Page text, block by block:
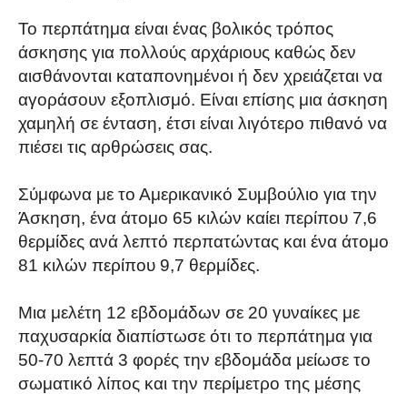
Το περπάτημα είναι ένας βολικός τρόπος
άσκησης για πολλούς αρχάριους καθώς δεν
αισθάνονται καταπονημένοι ή δεν χρειάζεται να
αγοράσουν εξοπλισμό. Είναι επίσης μια άσκηση
χαμηλή σε ένταση, έτσι είναι λιγότερο πιθανό να
πιέσει τις αρθρώσεις σας.
Σύμφωνα με το Αμερικανικό Συμβούλιο για την
Άσκηση, ένα άτομο 65 κιλών καίει περίπου 7,6
θερμίδες ανά λεπτό περπατώντας και ένα άτομο
81 κιλών περίπου 9,7 θερμίδες.
Μια μελέτη 12 εβδομάδων σε 20 γυναίκες με
παχυσαρκία διαπίστωσε ότι το περπάτημα για
50-70 λεπτά 3 φορές την εβδομάδα μείωσε το
σωματικό λίπος και την περίμετρο της μέσης